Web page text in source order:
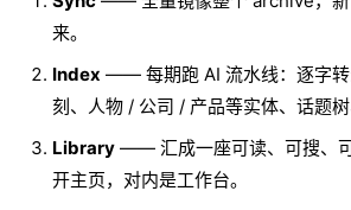
来。
Index —— 每期跑 AI 流水线：逐字
刻、人物 / 公司 / 产品等实体、话题树
Library —— 汇成一座可读、可搜、
开主页，对内是工作台。